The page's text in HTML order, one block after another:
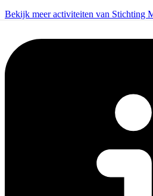
Bekijk meer activiteiten van Stichting